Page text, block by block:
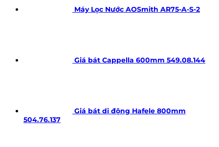
Máy Lọc Nước AOSmith AR75-A-S-2
Giá bát Cappella 600mm 549.08.144
Giá bát di động Hafele 800mm
504.76.137